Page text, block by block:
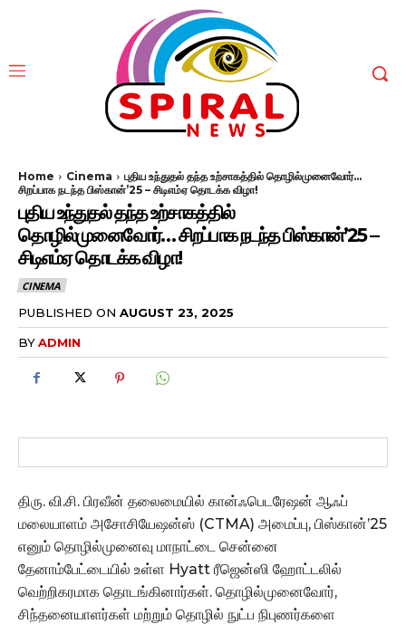
Home Cinema
புதிய உந்துதல் தந்த உற்சாகத்தில் தொழில்முனைவோர்...
சிறப்பாக நடந்த பிஸ்கான்’25 – சிடிஎம்ஏ தொடக்க விழா!
புதிய உந்துதல் தந்த உற்சாகத்தில்
தொழில்முனைவோர்… சிறப்பாக நடந்த பிஸ்கான்’25 –
சிடிஎம்ஏ தொடக்க விழா!
CINEMA
PUBLISHED ON AUGUST 23, 2025
BYADMIN
திரு. வி.சி. பிரவீன் தலைமையில் கான்ஃபெடரேஷன் ஆஃப்
மலையாளம் அசோசியேஷன்ஸ் (CTMA) அமைப்பு, பிஸ்கான்’25
எனும் தொழில்முனைவு மாநாட்டை சென்னை
தேனாம்பேட்டையில் உள்ள Hyatt ரீஜென்ஸி ஹோட்டலில்
வெற்றிகரமாக தொடங்கினார்கள். தொழில்முனைவோர்,
சிந்தனையாளர்கள் மற்றும் தொழில் நுட்ப நிபுணர்களை